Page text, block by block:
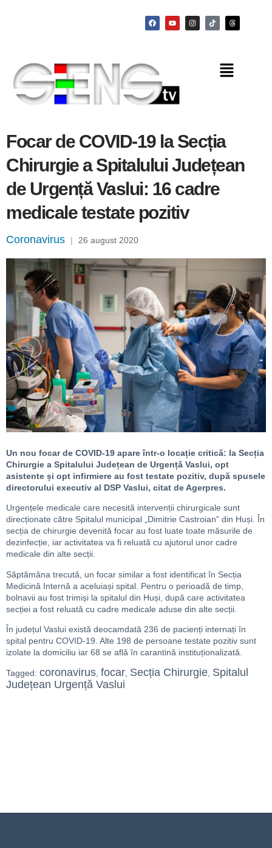
Focar de COVID-19 la Secția
Chirurgie a Spitalului Județean
de Urgență Vaslui: 16 cadre
medicale testate pozitiv
Coronavirus | 26 august 2020
Un nou focar de COVID-19 apare într-o locație critică: la Secția
Chirurgie a Spitalului Județean de Urgență Vaslui, opt
asistente și opt infirmiere au fost testate pozitiv, după spusele
directorului executiv al DSP Vaslui, citat de Agerpres.
Urgențele medicale care necesită intervenții chirurgicale sunt
direcționate către Spitalul municipal „Dimitrie Castroian” din Huși. În
secția de chirurgie devenită focar au fost luate toate măsurile de
dezinfecție, iar activitatea va fi reluată cu ajutorul unor cadre
medicale din alte secții.
Săptămâna trecută, un focar similar a fost identificat în Secția
Medicină Internă a aceluiași spital. Pentru o perioadă de timp,
bolnavii au fost trimiși la spitalul din Huși, după care activitatea
secției a fost reluată cu cadre medicale aduse din alte secții.
În județul Vaslui există deocamdată 236 de pacienți internați în
spital pentru COVID-19. Alte 198 de persoane testate pozitiv sunt
izolate la domiciliu iar 68 se află în carantină instituționalizată.
Tagged: coronavirus, focar, Secția Chirurgie, Spitalul
Județean Urgență Vaslui